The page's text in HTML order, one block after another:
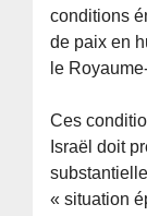
conditions
de paix en
le
Ces
Israël doit
« situation